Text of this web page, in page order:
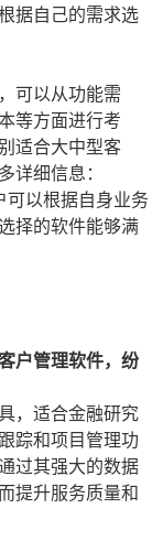
据自己的需求选
可以从功能需
等方面进行考
适合大中型客
详细信息：
可以根据自身业务
择的软件能够满
户管理软件，纷
，适合金融研究
踪和项目管理功
过其强大的数据
提升服务质量和